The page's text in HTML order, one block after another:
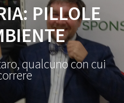
PILLOLE
qualcuno con cui